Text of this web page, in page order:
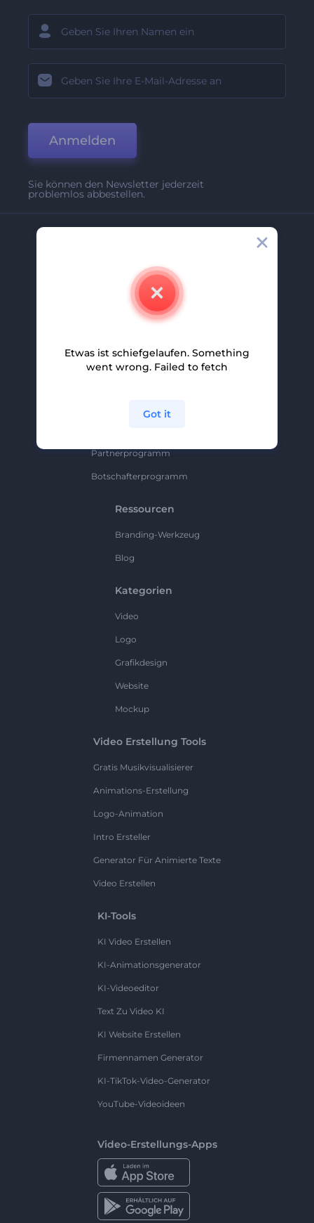
Anmelden
Sie können den Newsletter jederzeit
problemlos abbestellen.
Partnerprogramm
Partnerprogramm
Botschafterprogramm
Ressourcen
Branding-Werkzeug
Blog
Kategorien
Video
Logo
Grafikdesign
Website
Mockup
Video Erstellung Tools
Gratis Musikvisualisierer
Animations-Erstellung
Logo-Animation
Intro Ersteller
Generator Für Animierte Texte
Video Erstellen
KI-Tools
KI Video Erstellen
KI-Animationsgenerator
KI-Videoeditor
Text Zu Video KI
KI Website Erstellen
Firmennamen Generator
KI-TikTok-Video-Generator
YouTube-Videoideen
Video-Erstellungs-Apps
Etwas ist schiefgelaufen. Something
went wrong. Failed to fetch
Got it